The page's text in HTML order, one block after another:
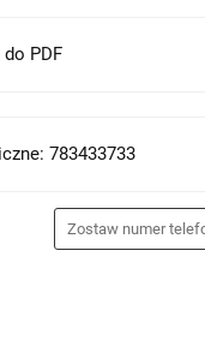
PDF
783433733